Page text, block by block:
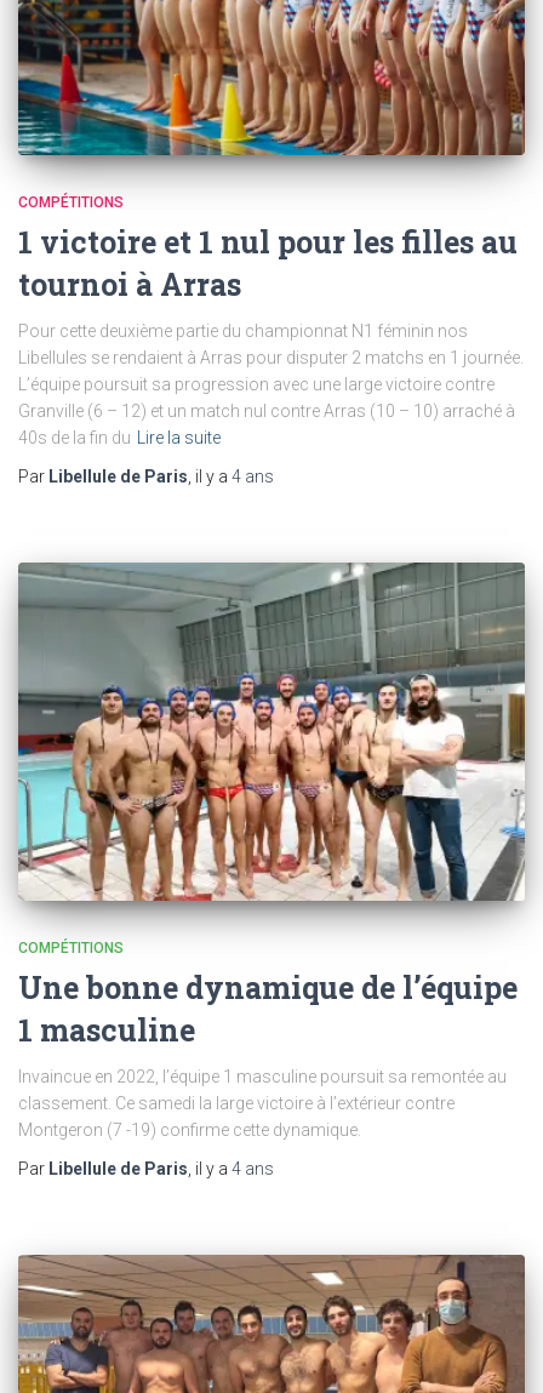
COMPÉTITIONS
1 victoire et 1 nul pour les filles au
tournoi à Arras
Pour cette deuxième partie du championnat N1 féminin nos
Libellules se rendaient à Arras pour disputer 2 matchs en 1 journée.
L’équipe poursuit sa progression avec une large victoire contre
Granville (6 – 12) et un match nul contre Arras (10 – 10) arraché à
40s de la fin du Lire la suite
Par Libellule de Paris, il y a 4 ans
COMPÉTITIONS
Une bonne dynamique de l’équipe
1 masculine
Invaincue en 2022, l’équipe 1 masculine poursuit sa remontée au
classement. Ce samedi la large victoire à l’extérieur contre
Montgeron (7 -19) confirme cette dynamique.
Par Libellule de Paris , il y a 4 ans